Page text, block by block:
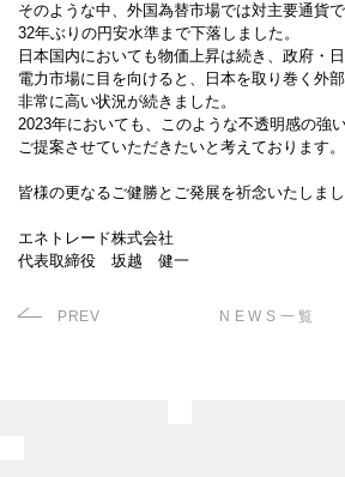
そのような中、外国為替市場では対主要通貨
32年ぶりの円安水準まで下落しました。
日本国内においても物価上昇は続き、政府・
電力市場に目を向けると、日本を取り巻く外
非常に高い状況が続きました。
2023年においても、このような不透明感の強
ご提案させていただきたいと考えております。
皆様の更なるご健勝とご発展を祈念いたしま
エネトレード株式会社
代表取締役　坂越　健一
PREV NEWS一覧